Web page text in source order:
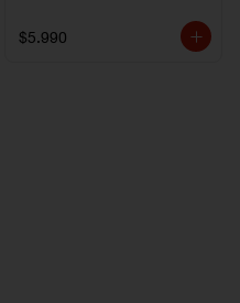
$5.990